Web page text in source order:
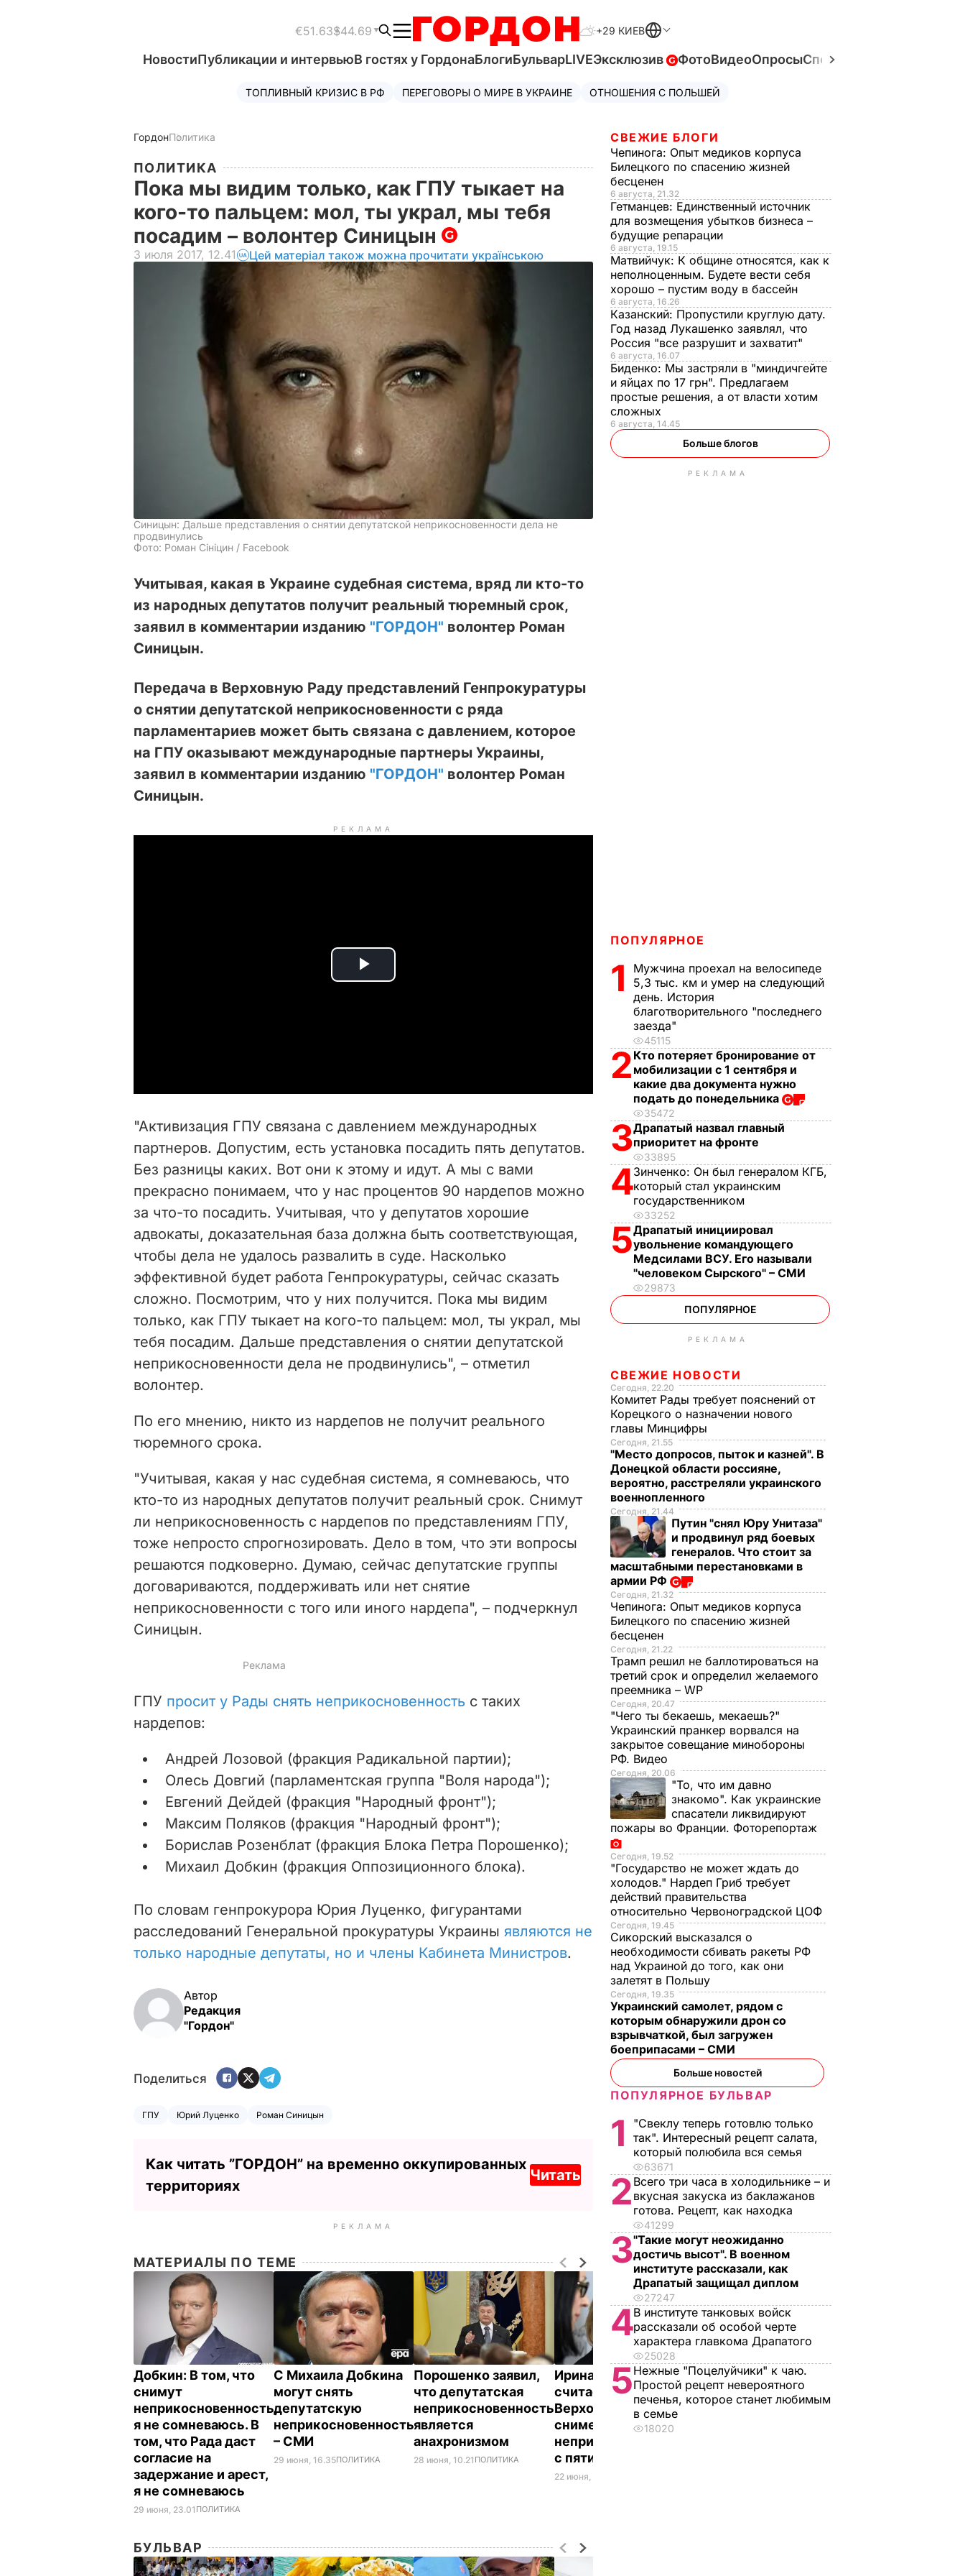
€51.63$44.69 +29 КИЕВ
НовостиПубликации и интервьюВ гостях у ГордонаБлогиБульварLIVEЭксклюзив ФотоВидеоОпросыСпецпроекты
ТОПЛИВНЫЙ КРИЗИС В РФ ПЕРЕГОВОРЫ О МИРЕ В УКРАИНЕ ОТНОШЕНИЯ С ПОЛЬШЕЙ
ГордонПолитика
ПОЛИТИКА
Пока мы видим только, как ГПУ тыкает на
кого-то пальцем: мол, ты украл, мы тебя
посадим – волонтер Синицын
3 июля 2017, 12.41 Цей матеріал також можна прочитати українською
Синицын: Дальше представления о снятии депутатской неприкосновенности дела не
продвинулись
Фото: Роман Сініцин / Facebook
Учитывая, какая в Украине судебная система, вряд ли кто-то
из народных депутатов получит реальный тюремный срок,
заявил в комментарии изданию "ГОРДОН" волонтер Роман
Синицын.
Передача в Верховную Раду представлений Генпрокуратуры
о снятии депутатской неприкосновенности с ряда
парламентариев может быть связана с давлением, которое
на ГПУ оказывают международные партнеры Украины,
заявил в комментарии изданию "ГОРДОН" волонтер Роман
Синицын.
РЕКЛАМА
P
i
d
e
o
"Активизация ГПУ связана с давлением международных
партнеров. Допустим, есть установка посадить пять депутатов.
Без разницы каких. Вот они к этому и идут. А мы с вами
прекрасно понимаем, что у нас процентов 90 нардепов можно
за что-то посадить. Учитывая, что у депутатов хорошие
адвокаты, доказательная база должна быть соответствующая,
чтобы дела не удалось развалить в суде. Насколько
эффективной будет работа Генпрокуратуры, сейчас сказать
сложно. Посмотрим, что у них получится. Пока мы видим
только, как ГПУ тыкает на кого-то пальцем: мол, ты украл, мы
тебя посадим. Дальше представления о снятии депутатской
неприкосновенности дела не продвинулись", – отметил
волонтер.
По его мнению, никто из нардепов не получит реального
тюремного срока.
"Учитывая, какая у нас судебная система, я сомневаюсь, что
кто-то из народных депутатов получит реальный срок. Снимут
ли неприкосновенность с нардепов по представлениям ГПУ,
тоже непросто спрогнозировать. Дело в том, что эти вопросы
решаются подковерно. Думаю, сейчас депутатские группы
договариваются, поддерживать или нет снятие
неприкосновенности с того или иного нардепа", – подчеркнул
Синицын.
ГПУ просит у Рады снять неприкосновенность с таких
нардепов:
Андрей Лозовой (фракция Радикальной партии);
Олесь Довгий (парламентская группа "Воля народа");
Евгений Дейдей (фракция "Народный фронт");
Максим Поляков (фракция "Народный фронт");
Борислав Розенблат (фракция Блока Петра Порошенко);
Михаил Добкин (фракция Оппозиционного блока).
По словам генпрокурора Юрия Луценко, фигурантами
расследований Генеральной прокуратуры Украины являются не
только народные депутаты, но и члены Кабинета Министров.
Автор
Редакция
"Гордон"
Поделиться
ГПУ Юрий Луценко Роман Синицын
Как читать ”ГОРДОН” на временно оккупированных
территориях
Читать
РЕКЛАМА
МАТЕРИАЛЫ ПО ТЕМЕ
Добкин: В том, что
снимут
неприкосновенность,
я не сомневаюсь. В
том, что Рада даст
согласие на
задержание и арест,
я не сомневаюсь
29 июня, 23.01 ПОЛИТИКА
С Михаила Добкина
могут снять
депутатскую
неприкосновенность
– СМИ
29 июня, 16.35ПОЛИТИКА
Порошенко заявил,
что депутатская
неприкосновенность
является
анахронизмом
28 июня, 10.21 ПОЛИТИКА
Ирина Луценко
считает, что
Верховная Рада
снимет
неприкосновенность
с пяти нардепов
22 июня, 00.37
БУЛЬВАР
СВЕЖИЕ БЛОГИ
Чепинога: Опыт медиков корпуса
Билецкого по спасению жизней
бесценен
6 августа, 21.32
Гетманцев: Единственный источник
для возмещения убытков бизнеса –
будущие репарации
6 августа, 19.15
Матвийчук: К общине относятся, как к
неполноценным. Будете вести себя
хорошо – пустим воду в бассейн
6 августа, 16.26
Казанский: Пропустили круглую дату.
Год назад Лукашенко заявлял, что
Россия "все разрушит и захватит"
6 августа, 16.07
Биденко: Мы застряли в "миндичгейте
и яйцах по 17 грн". Предлагаем
простые решения, а от власти хотим
сложных
6 августа, 14.45
Больше блогов
РЕКЛАМА
ПОПУЛЯРНОЕ
1
Мужчина проехал на велосипеде
5,3 тыс. км и умер на следующий
день. История
благотворительного "последнего
заезда"
45115
2 Кто потеряет бронирование от
мобилизации с 1 сентября и
какие два документа нужно
подать до понедельника
35472
3Драпатый назвал главный
приоритет на фронте
33895
4Зинченко: Он был генералом КГБ,
который стал украинским
государственником
33252
5Драпатый инициировал
увольнение командующего
Медсилами ВСУ. Его называли
"человеком Сырского" – СМИ
29873
ПОПУЛЯРНОЕ
РЕКЛАМА
СВЕЖИЕ НОВОСТИ
Сегодня, 22.20
Комитет Рады требует пояснений от
Корецкого о назначении нового
главы Минцифры
Сегодня, 21.55
"Место допросов, пыток и казней". В
Донецкой области россияне,
вероятно, расстреляли украинского
военнопленного
Сегодня, 21.44
Путин "снял Юру Унитаза"
и продвинул ряд боевых
генералов. Что стоит за
масштабными перестановками в
армии РФ
Сегодня, 21.32
Чепинога: Опыт медиков корпуса
Билецкого по спасению жизней
бесценен
Сегодня, 21.22
Трамп решил не баллотироваться на
третий срок и определил желаемого
преемника – WP
Сегодня, 20.47
"Чего ты бекаешь, мекаешь?"
Украинский пранкер ворвался на
закрытое совещание минобороны
РФ. Видео
Сегодня, 20.06
"То, что им давно
знакомо". Как украинские
спасатели ликвидируют
пожары во Франции. Фоторепортаж
Сегодня, 19.52
"Государство не может ждать до
холодов." Нардеп Гриб требует
действий правительства
относительно Червоноградской ЦОФ
Сегодня, 19.45
Сикорский высказался о
необходимости сбивать ракеты РФ
над Украиной до того, как они
залетят в Польшу
Сегодня, 19.35
Украинский самолет, рядом с
которым обнаружили дрон со
взрывчаткой, был загружен
боеприпасами – СМИ
Больше новостей
ПОПУЛЯРНОЕ БУЛЬВАР
1
"Свеклу теперь готовлю только
так". Интересный рецепт салата,
который полюбила вся семья
63671
2 Всего три часа в холодильнике – и
вкусная закуска из баклажанов
готова. Рецепт, как находка
41299
3"Такие могут неожиданно
достичь высот". В военном
институте рассказали, как
Драпатый защищал диплом
27247
4В институте танковых войск
рассказали об особой черте
характера главкома Драпатого
25028
5Нежные "Поцелуйчики" к чаю.
Простой рецепт невероятного
печенья, которое станет любимым
в семье
18020